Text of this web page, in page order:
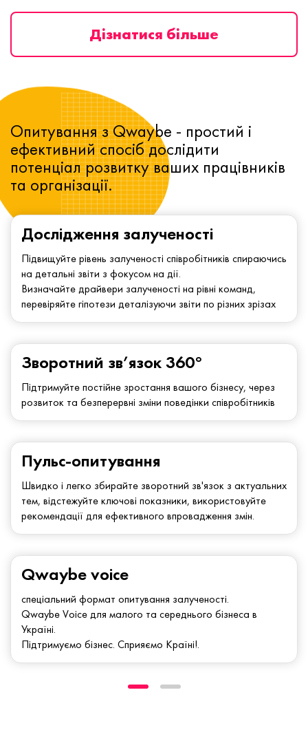
Дізнатися більше
Дослідження залученості
Підвищуйте рівень залученості співробітників спираючись
на детальні звіти з фокусом на дії.
Визначайте драйвери залученості на рівні команд,
перевіряйте гіпотези деталізуючи звіти по різних зрізах
Зворотний зв’язок 360°
Підтримуйте постійне зростання вашого бізнесу, через
розвиток та безперервні зміни поведінки співробітників
Опитування з Qwaybe - простий і
ефективний спосіб дослідити
потенціал розвитку ваших працівників
та організації.
Qwaybe voice
спеціальний формат опитування залученості.
Qwaybe Voice для малого та середнього бізнеса в
Україні.
Підтримуємо бізнес. Сприяємо Країні!.
Пульс-опитування
Швидко і легко збирайте зворотний зв'язок з актуальних
тем, відстежуйте ключові показники, використовуйте
рекомендації для ефективного впровадження змін.